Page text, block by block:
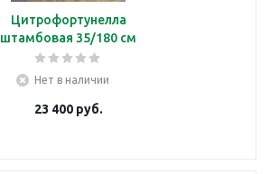
Цитрофортунелла
штамбовая 35/180 см
Нет в наличии
23 400руб.